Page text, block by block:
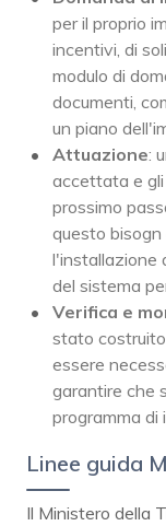
per il proprio
incentivi, di
modulo di
documenti,
un piano
Attuazione:
accettata e
prossimo
questo
l'installazione
del sistema
Verifica e
stato
essere
garantire che
programma di
Linee guida
Il Ministero della